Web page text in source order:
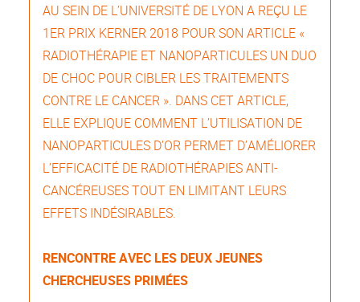
AU SEIN DE L’UNIVERSITÉ DE LYON A REÇU LE
1ER PRIX KERNER 2018 POUR SON ARTICLE «
RADIOTHÉRAPIE ET NANOPARTICULES UN DUO
DE CHOC POUR CIBLER LES TRAITEMENTS
CONTRE LE CANCER ». DANS CET ARTICLE,
ELLE EXPLIQUE COMMENT L’UTILISATION DE
NANOPARTICULES D’OR PERMET D’AMÉLIORER
L’EFFICACITÉ DE RADIOTHÉRAPIES ANTI-
CANCÉREUSES TOUT EN LIMITANT LEURS
EFFETS INDÉSIRABLES.
RENCONTRE AVEC LES DEUX JEUNES
CHERCHEUSES PRIMÉES